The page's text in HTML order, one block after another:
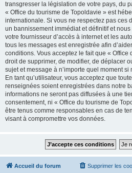
transgresser la législation de votre pays, du
« Office du tourisme de Topoldavie » est
internationale. Si vous ne respectez pas ces
un bannissement immédiat et définitif et
votre fournisseur d’accès à internet et les
tous les messages est enregistrée afin
conditions. Vous acceptez le fait que « Office
droit de supprimer, de modifier, de déplacer
sujet et message à n’importe quel moment
En tant qu’utilisateur, vous acceptez que
renseignées soient enregistrées dans notre
informations ne seront pas diffusées à une
consentement, ni « Office du tourisme de
être tenus comme responsables en cas de
visant à compromettre vos données.
Accueil du forum Supprimer les